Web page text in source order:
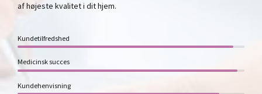
af højeste kvalitet i dit hjem.
Kundetilfredshed
Medicinsk succes
Kundehenvisning